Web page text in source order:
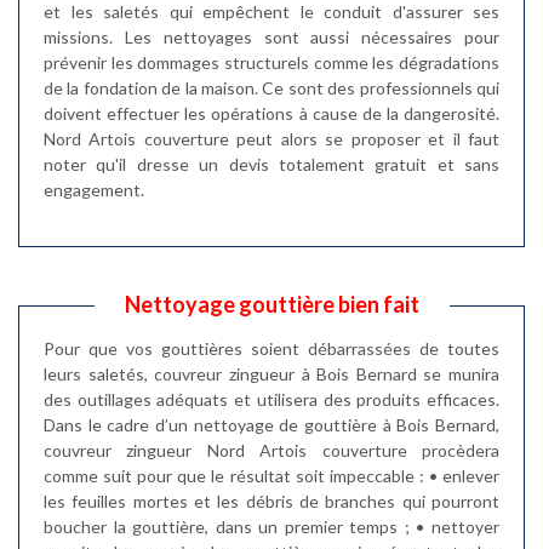
et les saletés qui empêchent le conduit d'assurer ses
missions. Les nettoyages sont aussi nécessaires pour
prévenir les dommages structurels comme les dégradations
de la fondation de la maison. Ce sont des professionnels qui
doivent effectuer les opérations à cause de la dangerosité.
Nord Artois couverture peut alors se proposer et il faut
noter qu'il dresse un devis totalement gratuit et sans
engagement.
Nettoyage gouttière bien fait
Pour que vos gouttières soient débarrassées de toutes
leurs saletés, couvreur zingueur à Bois Bernard se munira
des outillages adéquats et utilisera des produits efficaces.
Dans le cadre d’un nettoyage de gouttière à Bois Bernard,
couvreur zingueur Nord Artois couverture procèdera
comme suit pour que le résultat soit impeccable : • enlever
les feuilles mortes et les débris de branches qui pourront
boucher la gouttière, dans un premier temps ; • nettoyer